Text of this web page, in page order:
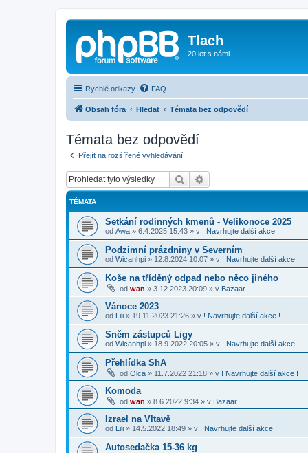
Tlach
20 let s námi
Rychlé odkazy FAQ
Obsah fóra Hledat Témata bez odpovědí
Témata bez odpovědí
Přejít na rozšířené vyhledávání
Hledat
TÉMATA
Setkání rodinných kmenů - Velikonoce 2025
od Awa » 6.4.2025 15:43 » v ! Navrhujte další akce !
Podzimní prázdniny v Severním
od Wicanhpi » 12.8.2024 10:07 » v ! Navrhujte další akce !
Koše na tříděný odpad nebo něco jiného
od wan » 3.12.2023 20:09 » v Bazaar
Vánoce 2023
od Lili » 19.11.2023 21:26 » v ! Navrhujte další akce !
Sněm zástupců Ligy
od Wicanhpi » 18.9.2022 20:05 » v ! Navrhujte další akce !
Přehlídka ShA
od Olca » 11.7.2022 21:18 » v ! Navrhujte další akce !
Komoda
od wan » 8.6.2022 9:34 » v Bazaar
Izrael na Vltavě
od Lili » 14.5.2022 18:49 » v ! Navrhujte další akce !
Autosedačka 15-36 kg